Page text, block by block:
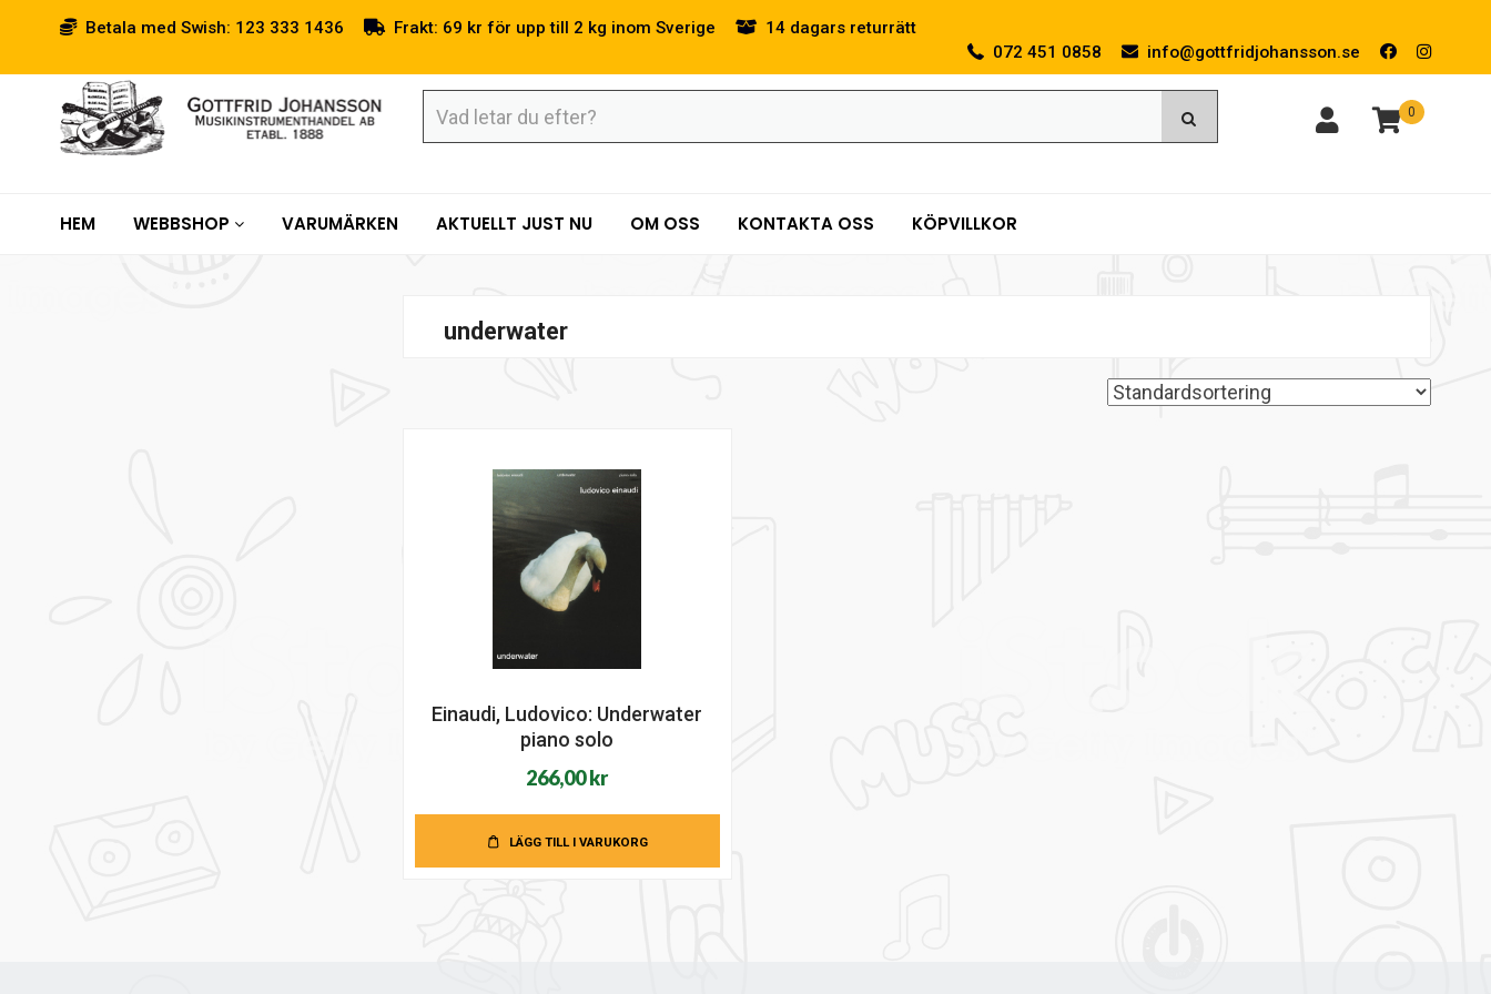
Betala med Swish: 123 333 1436 Frakt: 69 kr för upp till 2 kg inom Sverige
14 dagars returrätt
072 451 0858
info@gottfridjohansson.se
0
HEM WEBBSHOP VARUMÄRKEN AKTUELLT JUST NU OM OSS KONTAKTA OSS KÖPVILLKOR
underwater
Einaudi, Ludovico: Underwater
piano solo
266,00kr
LÄGG TILL I VARUKORG